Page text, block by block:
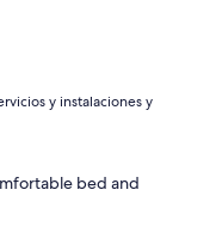
y instalaciones y
bed and